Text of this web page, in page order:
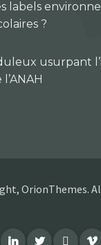
labels
?
usurpant
OrionThemes.